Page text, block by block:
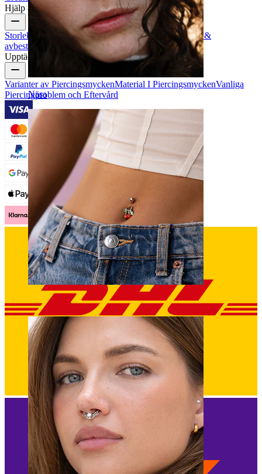
Näsa
Navel
Hjälp & information
Storleksguide Spåra orderLeveransinformationReturer &
avbeställning
Betalning Mitt konto Bodymod support
Upptäck
Varianter av PiercingsmyckenMaterial I PiercingsmyckenVanliga
Piercingproblem och Eftervård